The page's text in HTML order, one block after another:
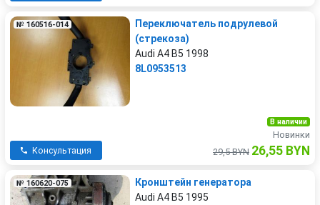
№ 160516-014
Переключатель подрулевой
(стрекоза)
Audi A4 B5 1998
8L0953513
Консультация
В наличии
Новинки
29,5 BYN 26,55 BYN
№ 160620-075
Кронштейн генератора
Audi A4 B5 1995